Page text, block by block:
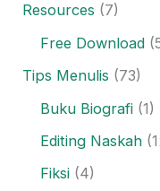
Resources (7)
Free Download
Tips Menulis (73)
Buku Biografi (1)
Editing Naskah
Fiksi (4)